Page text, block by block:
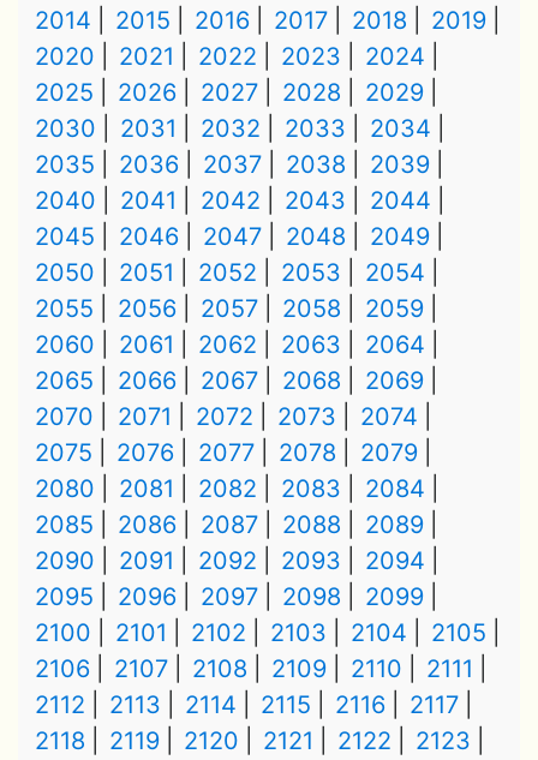
2014
2015 2016 2017 2018
2019
2020
2021 2022 2023
2024
2025
2026 2027 2028
2029
2030
2031 2032 2033
2034
2035
2036 2037 2038
2039
2040
2041 2042 2043
2044
2045
2046 2047 2048
2049
2050
2051 2052 2053
2054
2055
2056 2057 2058
2059
2060
2061 2062 2063
2064
2065
2066 2067 2068
2069
2070
2071 2072 2073
2074
2075
2076 2077 2078
2079
2080
2081 2082 2083
2084
2085
2086 2087 2088
2089
2090
2091 2092 2093
2094
2095
2096 2097 2098
2099
2100
2101 2102 2103 2104
2105
2106
2107 2108 2109 2110
2111
2112
2113 2114 2115 2116
2117
2118
2119 2120 2121 2122 2123